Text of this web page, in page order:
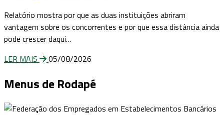
Relatório mostra por que as duas instituições abriram
vantagem sobre os concorrentes e por que essa distância ainda
pode crescer daqui…
LER MAIS
05/08/2026
Menus de Rodapé